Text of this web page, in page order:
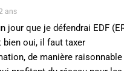
ans
jour que je défendrai EDF
bien oui, il faut taxer
de manière raisonnable